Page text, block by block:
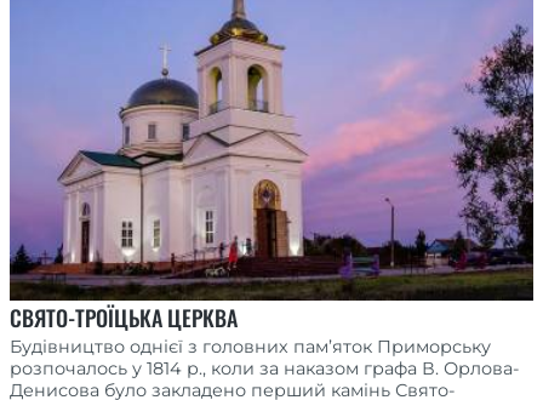
СВЯТО-ТРОЇЦЬКА ЦЕРКВА
Будівництво однієї з головних пам’яток Приморську
розпочалось у 1814 р., коли за наказом графа В. Орлова-
Денисова було закладено перший камінь Свято-